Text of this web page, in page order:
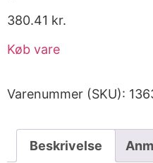
380.41 kr.
Køb vare
Varenummer (SKU):
Beskrivelse